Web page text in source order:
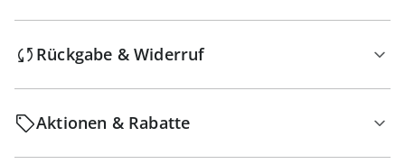
Rückgabe & Widerruf
Aktionen & Rabatte